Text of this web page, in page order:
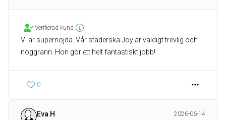
Verifierad kund
Vi är supernöjda. Vår städerska Joy är väldigt trevlig och
noggrann. Hon gör ett helt fantastiskt jobb!
0
Eva H
2026-06-14